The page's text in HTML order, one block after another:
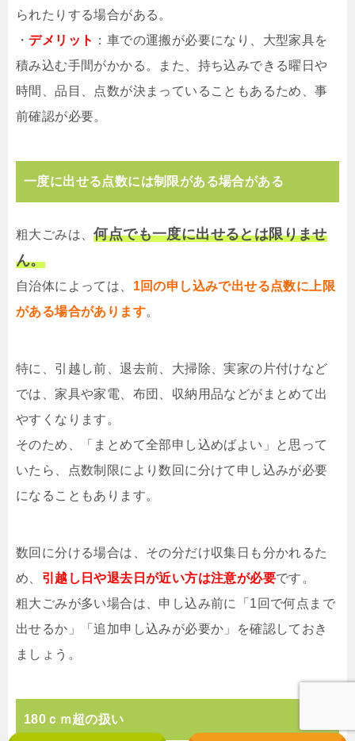
られたりする場合がある。
・デメリット ：車での運搬が必要になり、大型家具を
積み込む手間がかかる。また、持ち込みできる曜日や
時間、品目、点数が決まっていることもあるため、事
前確認が必要。
一度に出せる点数には制限がある場合がある
粗大ごみは、何点でも一度に出せるとは限りませ
ん。
自治体によっては、 1回の申し込みで出せる点数に上限
がある場合があります。
特に、引越し前、退去前、大掃除、実家の片付けなど
では、家具や家電、布団、収納用品などがまとめて出
やすくなります。
そのため、「まとめて全部申し込めばよい」と思って
いたら、点数制限により数回に分けて申し込みが必要
になることもあります。
数回に分ける場合は、その分だけ収集日も分かれるた
め、 引越し日や退去日が近い方は注意が必要です。
粗大ごみが多い場合は、申し込み前に「1回で何点まで
出せるか」「追加申し込みが必要か」を確認しておき
ましょう。
180ｃｍ超の扱い